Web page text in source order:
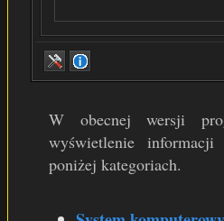
W obecnej wersji
wyświetlenie informacji
poniżej kategoriach.